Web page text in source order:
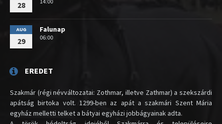
28
AUG
29
Falunap
06:00
EREDET
Szakmár (régi névváltozatai: Zothmar, illetve Zathmar) a szekszárdi
apátság birtoka volt. 1299-ben az apát a szakmári Szent Mária
egyház melletti telket a bátyai egyházi jobbágyainak adta.